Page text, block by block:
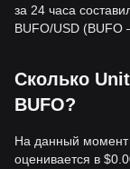
за 24 часа
BUFO/USD (BUFO
Сколько
BUFO?
На данный момент
оценивается в